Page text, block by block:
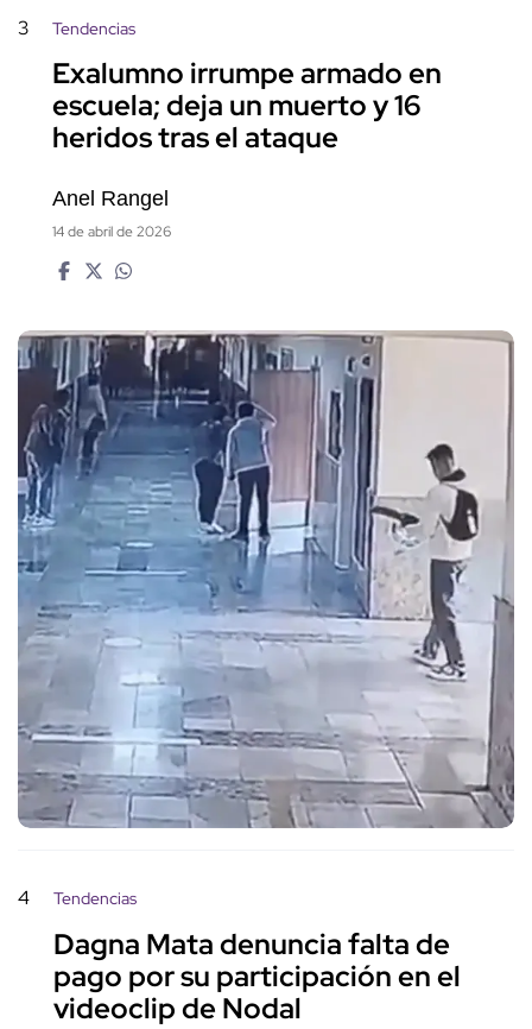
3 Tendencias
Exalumno irrumpe armado en
escuela; deja un muerto y 16
heridos tras el ataque
Anel Rangel
14 de abril de 2026
4 Tendencias
Dagna Mata denuncia falta de
pago por su participación en el
videoclip de Nodal